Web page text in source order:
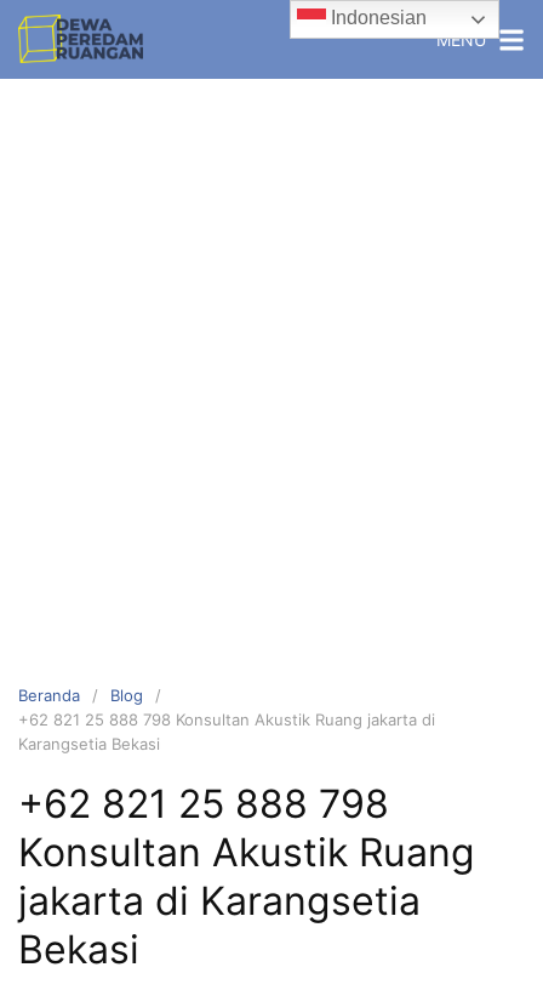
MENU
Beranda
Blog
+62 821 25 888 798 Konsultan Akustik Ruang jakarta di
Karangsetia Bekasi
+62 821 25 888 798
Konsultan Akustik Ruang
jakarta di Karangsetia
Bekasi
Indonesian